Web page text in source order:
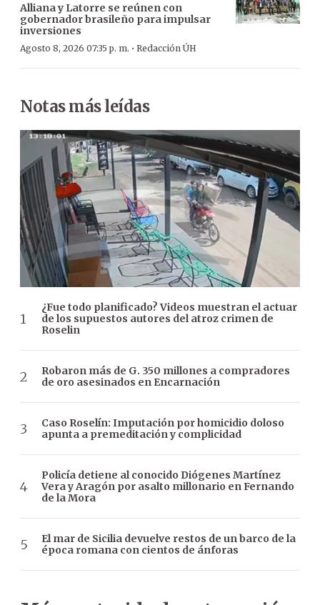
Alliana y Latorre se reúnen con
gobernador brasileño para impulsar
inversiones
Agosto 8, 2026 07:35 p. m. · Redacción ÚH
Notas más leídas
¿Fue todo planificado? Videos muestran el actuar
de los supuestos autores del atroz crimen de
Roselin
Robaron más de G. 350 millones a compradores
de oro asesinados en Encarnación
Caso Roselín: Imputación por homicidio doloso
apunta a premeditación y complicidad
Policía detiene al conocido Diógenes Martínez
Vera y Aragón por asalto millonario en Fernando
de la Mora
El mar de Sicilia devuelve restos de un barco de la
época romana con cientos de ánforas